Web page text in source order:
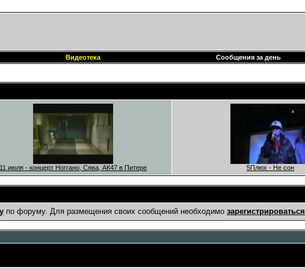
Видеотека Сообщения за день
11 июля - концерт Ноггано, Сява, АК47 в Питере 5Плюх - Не сон
по форуму. Для размещения своих сообщений необходимо зарегистрироваться